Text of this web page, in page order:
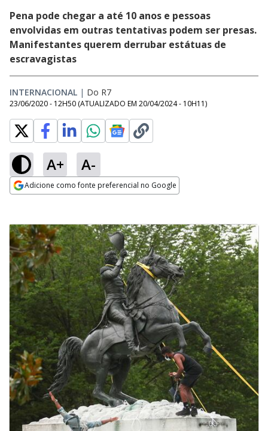
Pena pode chegar a até 10 anos e pessoas
envolvidas em outras tentativas podem ser presas.
Manifestantes querem derrubar estátuas de
escravagistas
INTERNACIONAL | Do R7
23/06/2020 - 12H50 (ATUALIZADO EM 20/04/2024 - 10H11)
A+ A-
Adicione como fonte preferencial no Google